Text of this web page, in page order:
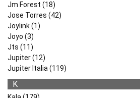
Jm Forest (18)
Jose Torres (42)
Joylink (1)
Joyo (3)
Jts (11)
Jupiter (12)
Jupiter Italia (119)
K